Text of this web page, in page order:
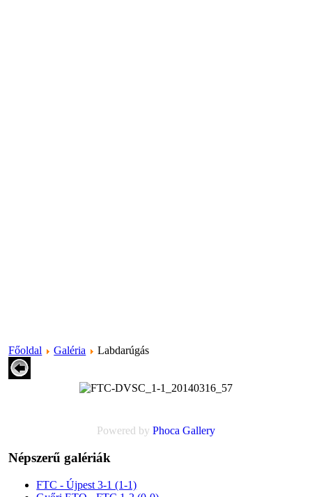
Főoldal Galéria Labdarúgás
Powered by Phoca Gallery
Népszerű galériák
FTC - Újpest 3-1 (1-1)